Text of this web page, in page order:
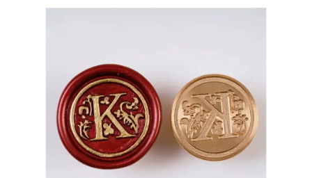
produktu
hvězdiček.